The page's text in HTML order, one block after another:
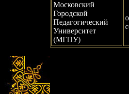
Московский
Городской
Педагогический
Университет
(МГПУ)